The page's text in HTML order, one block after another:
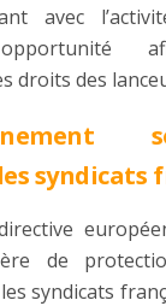
avec
droits des
syndicats
de
syndicats